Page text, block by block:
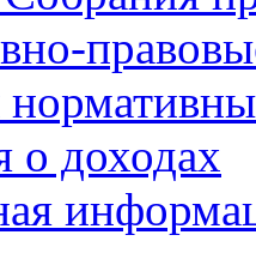
о доходах